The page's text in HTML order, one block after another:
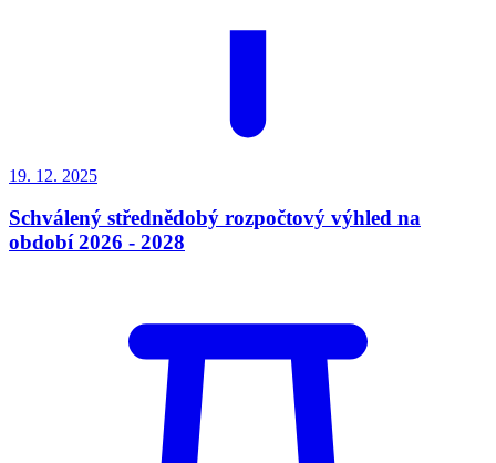
19. 12. 2025
Schválený střednědobý rozpočtový výhled na
období 2026 - 2028